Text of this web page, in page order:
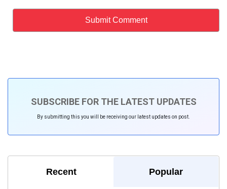
SUBSCRIBE FOR THE LATEST UPDATES
By submitting this you will be receiving our latest updates on post.
Recent Popular